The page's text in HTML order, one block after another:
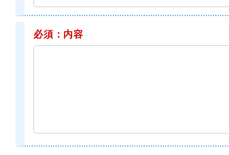
必須：内容